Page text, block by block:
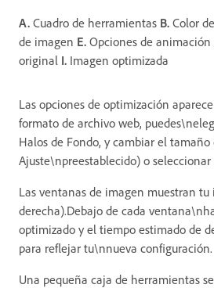
A. Cuadro de herramientas B. Color
de imagen E. Opciones de animación
original I. Imagen optimizada
Las opciones de optimización
formato de archivo web,
Halos de Fondo, y cambiar el
Ajuste\npreestablecido) o
Las ventanas de imagen muestran
derecha).Debajo de cada
optimizado y el tiempo estimado de
para reflejar tu\nnueva configuración.
Una pequeña caja de herramientas